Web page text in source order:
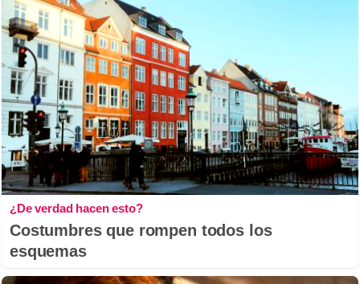
¿De verdad hacen esto?
Costumbres que rompen todos los
esquemas